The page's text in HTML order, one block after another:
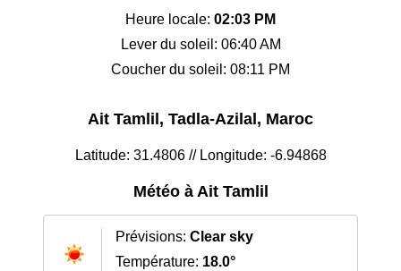
Heure locale: 02:03 PM
Lever du soleil: 06:40 AM
Coucher du soleil: 08:11 PM
Ait Tamlil, Tadla-Azilal, Maroc
Latitude: 31.4806 // Longitude: -6.94868
Météo à Ait Tamlil
Prévisions: Clear sky
Température: 18.0°